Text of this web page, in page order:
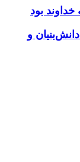
بود
و